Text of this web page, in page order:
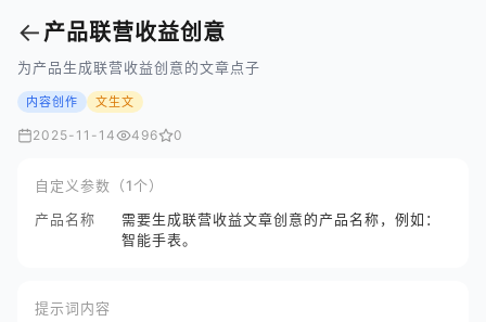
← 产品联营收益创意
为产品生成联营收益创意的文章点子
内容创作 文生文
2025-11-14 496 0
自定义参数（1个）
产品名称
需要生成联营收益文章创意的产品名称，例如：
智能手表。
提示词内容